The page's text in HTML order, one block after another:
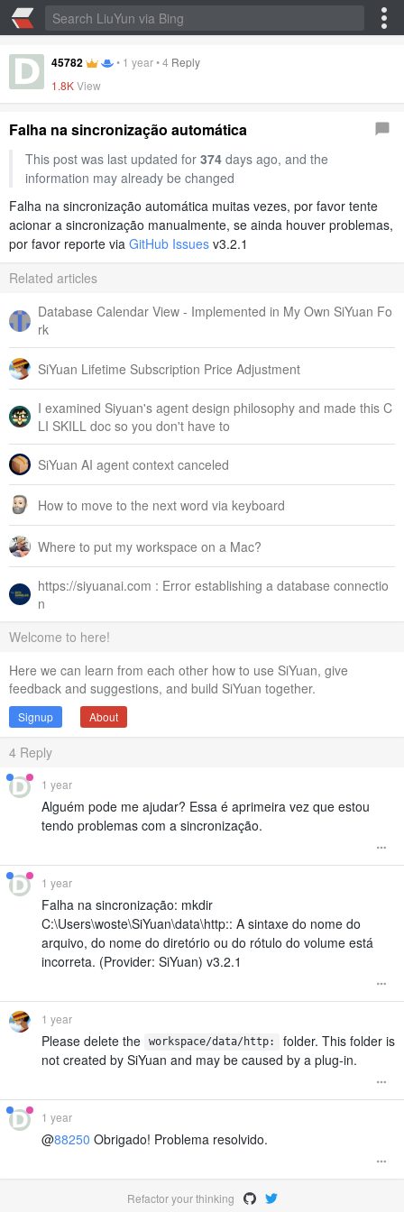
45782 • 1 year•4 Reply
1.8KView
Falha na sincronização automática
This post was last updated for 374days ago, and the
information may already be changed
Falha na sincronização automática muitas vezes, por favor tente
acionar a sincronização manualmente, se ainda houver problemas,
por favor reporte via GitHub Issues v3.2.1
Related articles
Database Calendar View - Implemented in My Own SiYuan Fo
rk
SiYuan Lifetime Subscription Price Adjustment
I examined Siyuan's agent design philosophy and made this C
LI SKILL doc so you don't have to
SiYuan AI agent context canceled
How to move to the next word via keyboard
Where to put my workspace on a Mac?
https://siyuanai.com : Error establishing a database connectio
n
Welcome to here!
Here we can learn from each other how to use SiYuan, give
feedback and suggestions, and build SiYuan together.
Signup About
4 Reply
1 year
Alguém pode me ajudar? Essa é aprimeira vez que estou
tendo problemas com a sincronização.
1 year
Falha na sincronização: mkdir
C:\Users\woste\SiYuan\data\http:: A sintaxe do nome do
arquivo, do nome do diretório ou do rótulo do volume está
incorreta. (Provider: SiYuan) v3.2.1
1 year
Please delete the workspace/data/http:
folder. This folder is
not created by SiYuan and may be caused by a plug-in.
1 year
@88250 Obrigado! Problema resolvido.
Refactor your thinking